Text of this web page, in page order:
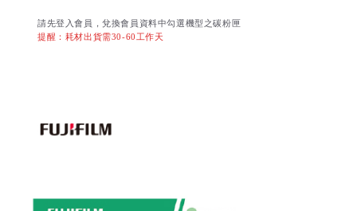
請先登入會員，兌換會員資料中勾選機型之碳粉匣
提醒：耗材出貨需30-60工作天